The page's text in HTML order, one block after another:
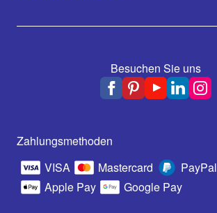
Besuchen Sie uns
Zahlungsmethoden
VISA
Mastercard
PayPal
Apple Pay
Google Pay